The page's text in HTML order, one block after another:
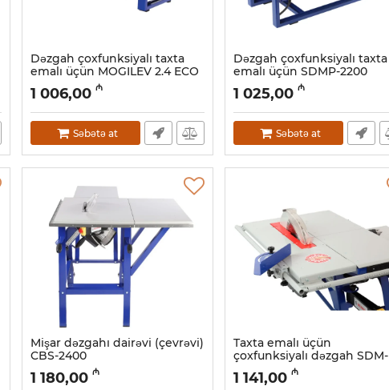
Dəzgah çoxfunksiyalı taxta
emalı üçün MOGILEV 2.4 ECO
Artikul: 039001021
1 006,00 ₼
Səbətə at
Dəzgah çoxfunksiyalı taxta
emalı üçün SDMP-2200
Artikul: 039001020
1 025,00 ₼
Səbətə at
Mişar dəzgahı dairəvi (çevrəvi)
CBS-2400
Artikul: 039001017
1 180,00 ₼
Taxta emalı üçün
çoxfunksiyalı dəzgah SDM-
Artikul: 039001017
1 141,00 ₼